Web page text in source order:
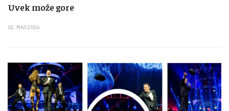
Uvek može gore
02. MAJ 2026.